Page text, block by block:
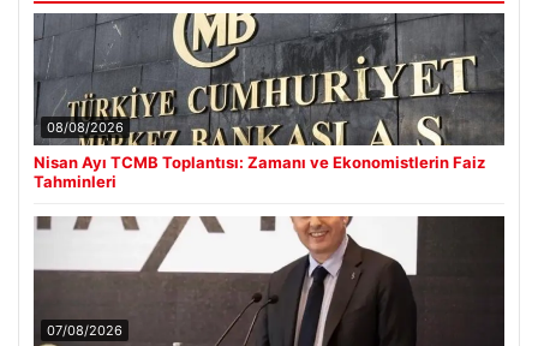
08/08/2026
Nisan Ayı TCMB Toplantısı: Zamanı ve Ekonomistlerin Faiz
Tahminleri
07/08/2026